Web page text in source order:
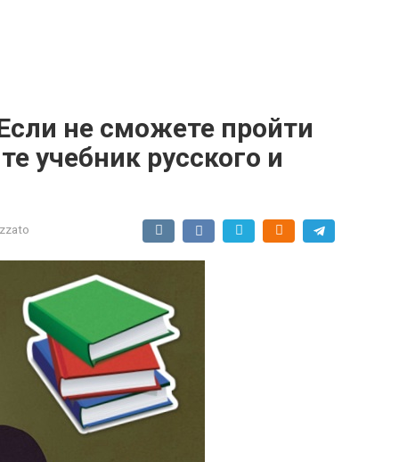
не сможете пройти
учебник русского и